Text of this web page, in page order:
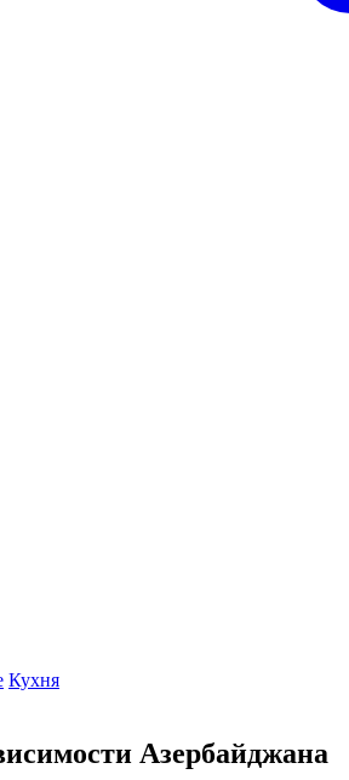
Кухня
Азербайджана